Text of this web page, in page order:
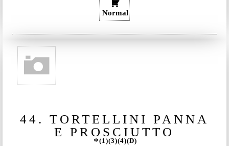
Normal
44. TORTELLINI PANNA
E PROSCIUTTO
1 3 4 D